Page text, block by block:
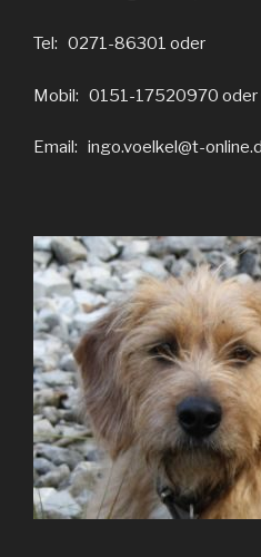
Tel: 0271-86301 oder
Mobil: 0151-17520970
Email: ingo.voelkel@t-